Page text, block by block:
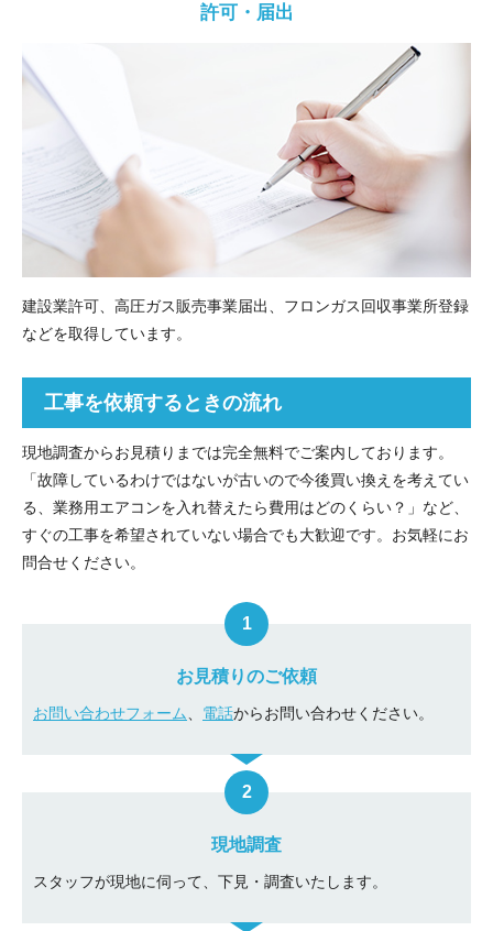
許可・届出
建設業許可、高圧ガス販売事業届出、フロンガス回収事業所登録
などを取得しています。
工事を依頼するときの流れ
現地調査からお見積りまでは完全無料でご案内しております。
「故障しているわけではないが古いので今後買い換えを考えてい
る、業務用エアコンを入れ替えたら費用はどのくらい？」など、
すぐの工事を希望されていない場合でも大歓迎です。お気軽にお
問合せください。
お見積りのご依頼
お問い合わせフォーム 電話からお問い合わせください。
現地調査
スタッフが現地に伺って、下見・調査いたします。